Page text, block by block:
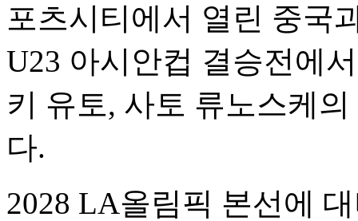
포츠시티에서 열린 중국
U23 아시안컵 결승전에
키 유토, 사토 류노스케
다.
2028 LA올림픽 본선에